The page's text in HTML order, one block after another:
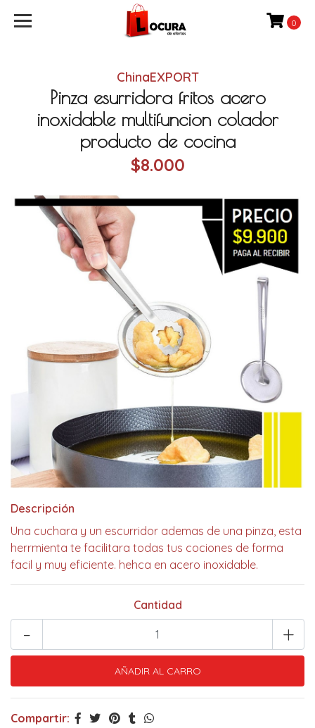
0
ChinaEXPORT
Pinza esurridora fritos acero
inoxidable multifuncion colador
producto de cocina
$8.000
Descripción
Una cuchara y un escurridor ademas de una pinza, esta
herrmienta te facilitara todas tus cociones de forma
facil y muy eficiente. hehca en acero inoxidable.
Cantidad
+
-
Compartir: